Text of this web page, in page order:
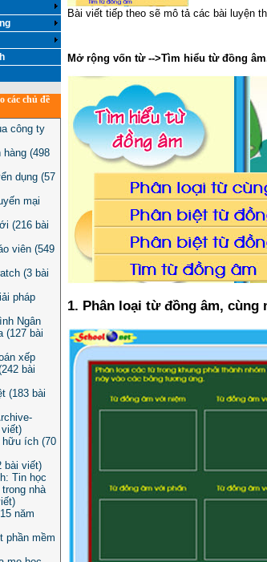
tin
các chủ đề
công ty
hàng (498
dụng (57
mại
(216 bài
viên (549
(3 bài
pháp
Ngân
(127 bài
xếp
bài
(183 bài
viết)
hữu ích (70
bài viết)
Tin học
nhà
năm
phần mềm
Bài viết tiếp theo sẽ mô tả các bài luyện
Mở rộng vốn từ -->Tìm hiểu từ đồng
1. Phân loại từ đồng âm, cùng